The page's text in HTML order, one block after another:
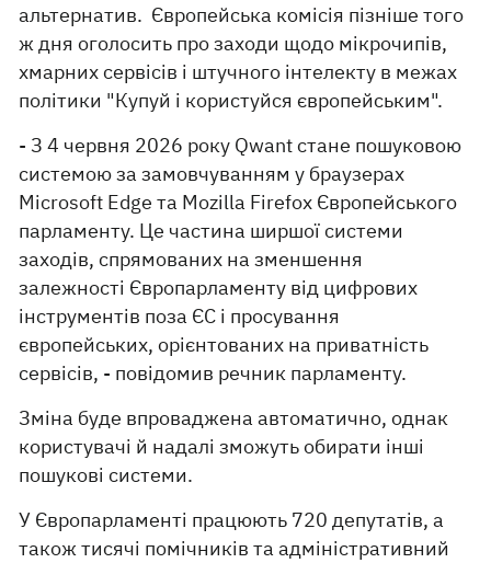
альтернатив. Європейська комісія пізніше того
ж дня оголосить про заходи щодо мікрочипів,
хмарних сервісів і штучного інтелекту в межах
політики "Купуй і користуйся європейським".
- З 4 червня 2026 року Qwant стане пошуковою
системою за замовчуванням у браузерах
Microsoft Edge та Mozilla Firefox Європейського
парламенту. Це частина ширшої системи
заходів, спрямованих на зменшення
залежності Європарламенту від цифрових
інструментів поза ЄС і просування
європейських, орієнтованих на приватність
сервісів, - повідомив речник парламенту.
Зміна буде впроваджена автоматично, однак
користувачі й надалі зможуть обирати інші
пошукові системи.
У Європарламенті працюють 720 депутатів, а
також тисячі помічників та адміністративний